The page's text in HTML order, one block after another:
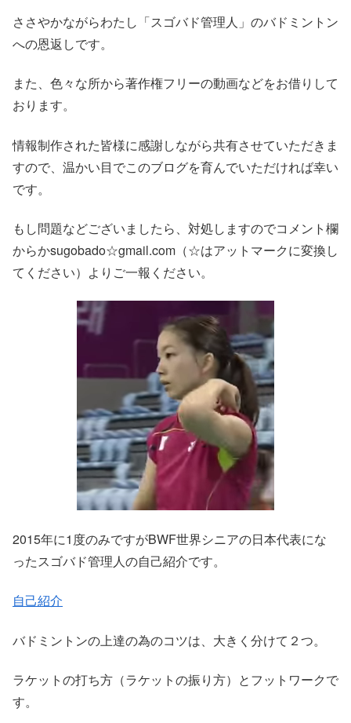
ささやかながらわたし「スゴバド管理人」のバドミントン
への恩返しです。
また、色々な所から著作権フリーの動画などをお借りして
おります。
情報制作された皆様に感謝しながら共有させていただきま
すので、温かい目でこのブログを育んでいただければ幸い
です。
もし問題などございましたら、対処しますのでコメント欄
からかsugobado☆gmail.com（☆はアットマークに変換し
てください）よりご一報ください。
2015年に1度のみですがBWF世界シニアの日本代表にな
ったスゴバド管理人の自己紹介です。
自己紹介
バドミントンの上達の為のコツは、大きく分けて２つ。
ラケットの打ち方（ラケットの振り方）とフットワークで
す。